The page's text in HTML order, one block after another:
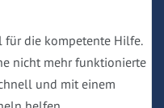
für die kompetente Hilfe.
nicht mehr funktionierte
und mit einem